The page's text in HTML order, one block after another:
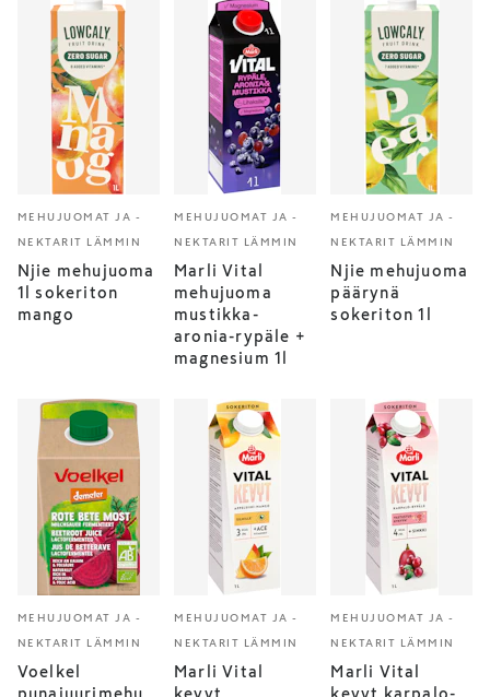
MEHUJUOMAT JA -
NEKTARIT LÄMMIN
Njie mehujuoma
1l sokeriton
mango
MEHUJUOMAT JA -
NEKTARIT LÄMMIN
Marli Vital
mehujuoma
mustikka-
aronia-rypäle +
magnesium 1l
MEHUJUOMAT JA -
NEKTARIT LÄMMIN
Njie mehujuoma
päärynä
sokeriton 1l
MEHUJUOMAT JA -
NEKTARIT LÄMMIN
Voelkel
punajuurimehu
MEHUJUOMAT JA -
NEKTARIT LÄMMIN
Marli Vital
kevyt
MEHUJUOMAT JA -
NEKTARIT LÄMMIN
Marli Vital
kevyt karpalo-